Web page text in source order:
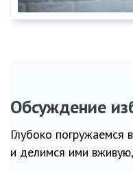
Обсуждение
Глубоко погружаемся
и делимся ими